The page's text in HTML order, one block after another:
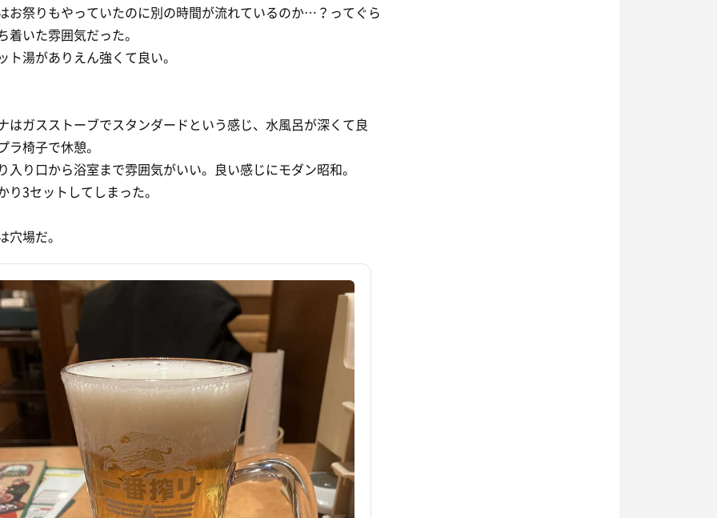
お祭りもやっていたのに別の時間が流れているのか…？ってぐら
着いた雰囲気だった。
ト湯がありえん強くて良い。
はガスストーブでスタンダードという感じ、水風呂が深くて良
ラ椅子で休憩。
入り口から浴室まで雰囲気がいい。良い感じにモダン昭和。
り3セットしてしまった。
穴場だ。